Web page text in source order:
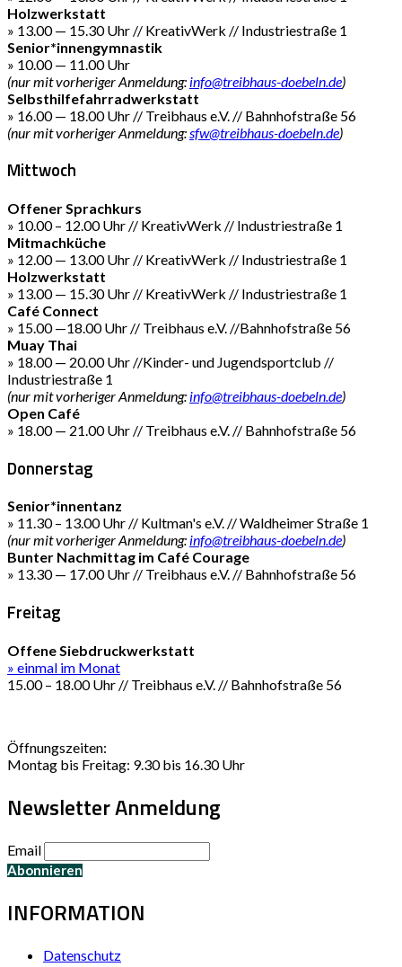
Holzwerkstatt
» 13.00 — 15.30 Uhr // KreativWerk // Industriestraße 1
Senior*innengymnastik
» 10.00 — 11.00 Uhr
(nur mit vorheriger Anmeldung: info@treibhaus-doebeln.de)
Selbsthilfefahrradwerkstatt
» 16.00 — 18.00 Uhr // Treibhaus e.V. // Bahnhofstraße 56
(nur mit vorheriger Anmeldung: sfw@treibhaus-doebeln.de)
Mittwoch
Offener Sprachkurs
» 10.00 – 12.00 Uhr // KreativWerk // Industriestraße 1
Mitmachküche
» 12.00 — 13.00 Uhr // KreativWerk // Industriestraße 1
Holzwerkstatt
» 13.00 — 15.30 Uhr // KreativWerk // Industriestraße 1
Café Connect
» 15.00 —18.00 Uhr // Treibhaus e.V. //Bahnhofstraße 56
Muay Thai
» 18.00 — 20.00 Uhr //Kinder- und Jugendsportclub //
Industriestraße 1
(nur mit vorheriger Anmeldung: info@treibhaus-doebeln.de)
Open Café
» 18.00 — 21.00 Uhr // Treibhaus e.V. // Bahnhofstraße 56
Donnerstag
Senior*innentanz
» 11.30 – 13.00 Uhr // Kultman's e.V. // Waldheimer Straße 1
(nur mit vorheriger Anmeldung: info@treibhaus-doebeln.de)
Bunter Nachmittag im Café Courage
» 13.30 — 17.00 Uhr // Treibhaus e.V. // Bahnhofstraße 56
Freitag
Offene Siebdruckwerkstatt
» einmal im Monat
15.00 – 18.00 Uhr // Treibhaus e.V. // Bahnhofstraße 56
Öffnungszeiten:
Montag bis Freitag: 9.30 bis 16.30 Uhr
Newsletter Anmeldung
Email
INFORMATION
Datenschutz